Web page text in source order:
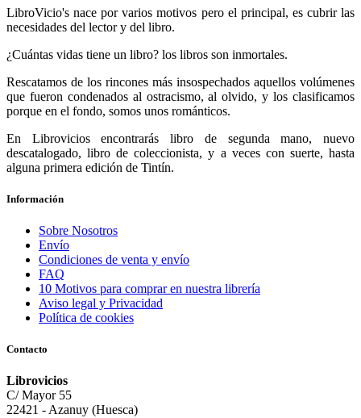
LibroVicio's nace por varios motivos pero el principal, es cubrir las
necesidades del lector y del libro.
¿Cuántas vidas tiene un libro? los libros son inmortales.
Rescatamos de los rincones más insospechados aquellos volúmenes
que fueron condenados al ostracismo, al olvido, y los clasificamos
porque en el fondo, somos unos románticos.
En Librovicios encontrarás libro de segunda mano, nuevo
descatalogado, libro de coleccionista, y a veces con suerte, hasta
alguna primera edición de Tintín.
Información
Sobre Nosotros
Envío
Condiciones de venta y envío
FAQ
10 Motivos para comprar en nuestra librería
Aviso legal y Privacidad
Política de cookies
Contacto
Librovicios
C/ Mayor 55
22421 - Azanuy (Huesca)